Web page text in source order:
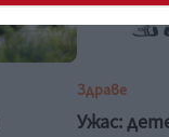
Здраве
Ужас: